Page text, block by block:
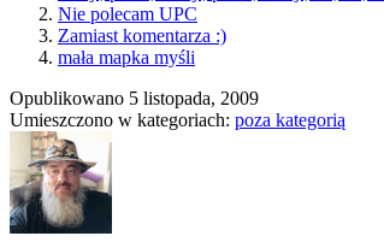
Nie polecam UPC
Zamiast komentarza :)
mała mapka myśli
Opublikowano 5 listopada, 2009
Umieszczono w kategoriach: poza kategorią